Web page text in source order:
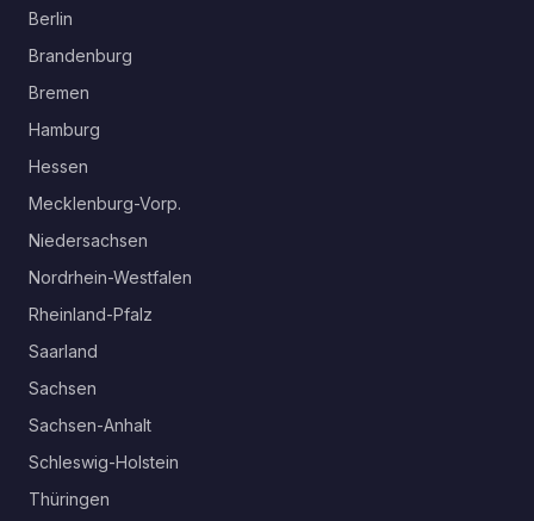
Berlin
Brandenburg
Bremen
Hamburg
Hessen
Mecklenburg-Vorp.
Niedersachsen
Nordrhein-Westfalen
Rheinland-Pfalz
Saarland
Sachsen
Sachsen-Anhalt
Schleswig-Holstein
Thüringen